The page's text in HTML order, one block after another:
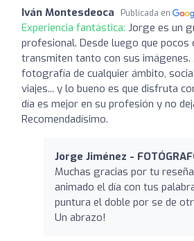
Iván Montesdeoca Publicada en
Experiencia fantástica: Jorge es un
profesional. Desde luego que
transmiten tanto con sus imágenes.
fotografía de cualquier ámbito,
viajes... y lo bueno es que disfruta
día es mejor en su profesión y no
Recomendadísimo.
Jorge Jiménez -
Muchas gracias por tu
animado el día con tus
puntura el doble por se de
Un abrazo!